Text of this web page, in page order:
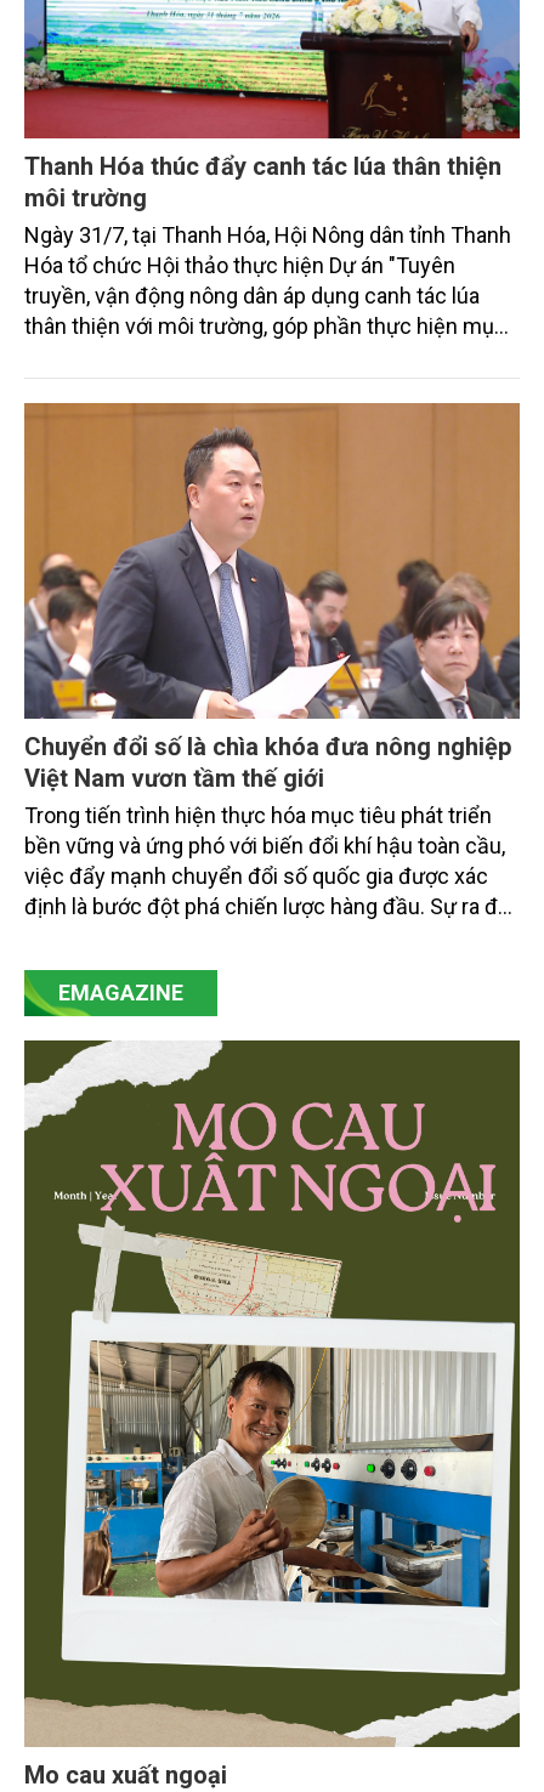
Thanh Hóa thúc đẩy canh tác lúa thân thiện
môi trường
Ngày 31/7, tại Thanh Hóa, Hội Nông dân tỉnh Thanh
Hóa tổ chức Hội thảo thực hiện Dự án "Tuyên
truyền, vận động nông dân áp dụng canh tác lúa
thân thiện với môi trường, góp phần thực hiện mục
trình thu hút sự tham gia của đông đảo đại biểu đến
từ các cơ quan quản lý nhà nước, đơn vị nghiên cứu,
doanh nghiệp, hợp tác xã và nông dân đang trực
tiếp triển khai mô hình sản xuất lúa phát thải thấp.
Chuyển đổi số là chìa khóa đưa nông nghiệp
Việt Nam vươn tầm thế giới
Trong tiến trình hiện thực hóa mục tiêu phát triển
bền vững và ứng phó với biến đổi khí hậu toàn cầu,
việc đẩy mạnh chuyển đổi số quốc gia được xác
định là bước đột phá chiến lược hàng đầu. Sự ra đời
mạnh mẽ, thúc đẩy quá trình cải cách toàn diện,
minh bạch hóa chuỗi cung ứng và nâng cao hiệu
then chốt là nông nghiệp và môi trường.
EMAGAZINE
Mo cau xuất ngoại